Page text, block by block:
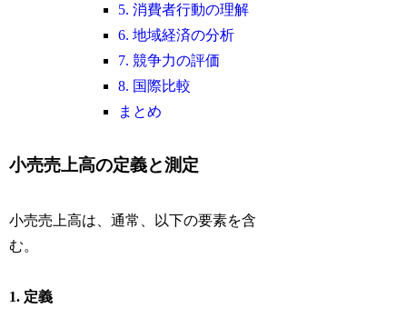
5. 消費者行動の理解
6. 地域経済の分析
7. 競争力の評価
8. 国際比較
まとめ
小売売上高の定義と測定
小売売上高は、通常、以下の要素を含
む。
1. 定義